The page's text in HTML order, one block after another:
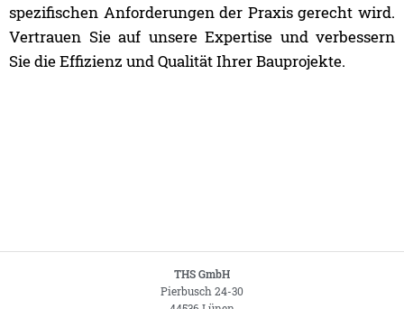
spezifischen Anforderungen der Praxis gerecht wird.
Vertrauen Sie auf unsere Expertise und verbessern
Sie die Effizienz und Qualität Ihrer Bauprojekte.
THS GmbH
Pierbusch 24-30